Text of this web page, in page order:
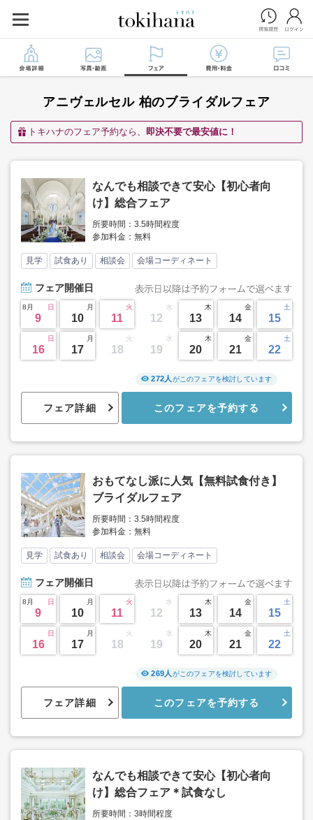
アニヴェルセル 柏のブライダルフェア
トキハナのフェア予約なら、 即決不要で最安値に！
なんでも相談できて安心【初心者向
け】総合フェア
所要時間：3.5時間程度
参加料金：無料
見学 試食あり 相談会 会場コーディネート
フェア開催日
8月 日
9
月
10
火
11
水
12
木
13
金
14
土
15
日
16
月
17
火
18
水
19
木
20
金
21
土
22
フェア詳細
272人 がこのフェアを検討しています
このフェアを予約する
おもてなし派に人気【無料試食付き】
ブライダルフェア
所要時間：3.5時間程度
参加料金：無料
見学 試食あり 相談会 会場コーディネート
フェア開催日
8月 日
9
月
10
火
11
水
12
木
13
金
14
土
15
日
16
月
17
火
18
水
19
木
20
金
21
土
22
フェア詳細
269人 がこのフェアを検討しています
このフェアを予約する
なんでも相談できて安心【初心者向
け】総合フェア＊試食なし
所要時間：3時間程度